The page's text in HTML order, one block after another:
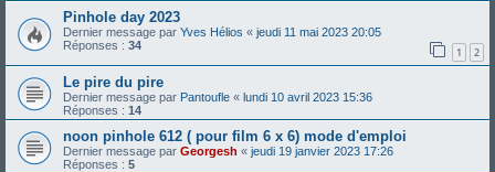
Pinhole day 2023
Dernier message par Yves Hélios « jeudi 11 mai 2023 20:05
Réponses : 34 1 2
Le pire du pire
Dernier message par Pantoufle « lundi 10 avril 2023 15:36
Réponses : 14
noon pinhole 612 ( pour film 6 x 6) mode d'emploi
Dernier message par Georgesh « jeudi 19 janvier 2023 17:26
Réponses : 5